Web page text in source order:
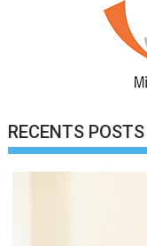
RECENTS POSTS